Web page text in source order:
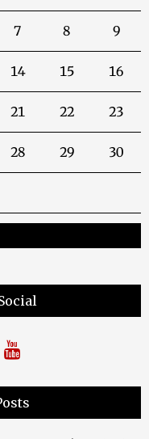
7 8 9
14 15 16
21 22 23
28 29 30